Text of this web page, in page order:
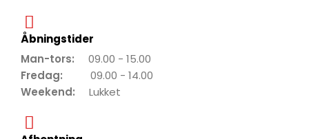
Åbningstider
Man-tors: 09.00 - 15.00
Fredag: 09.00 - 14.00
Weekend: Lukket